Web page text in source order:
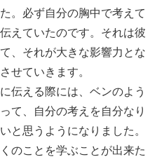
。必ず自分の胸中で考えて
えていたのです。それは彼
、それが大きな影響力とな
せていきます。
伝える際には、ベンのよう
て、自分の考えを自分なり
と思うようになりました。
のことを学ぶことが出来た